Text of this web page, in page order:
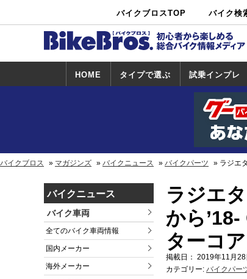
バイクブロスTOP バイク検
中古バイ
ク・新車検
カタログ検
索
ショップ検
索
HOME タイプで選ぶ 試乗インプレ
試乗インプレ
一覧
ホンダ
ヤマハ
スズキ
カワサキ
ハーレー
BMW
トライアンフ
ドゥカティ
バイクブロス マガジンズ バイクニュース バイクパーツ ラジエ
バイクニュース
バイク車両
全てのバイク車両情報
国内メーカー
海外メーカー
ラジエ
から
ターコ
掲載日： 2019年11月28
カテゴリー: バイクパー